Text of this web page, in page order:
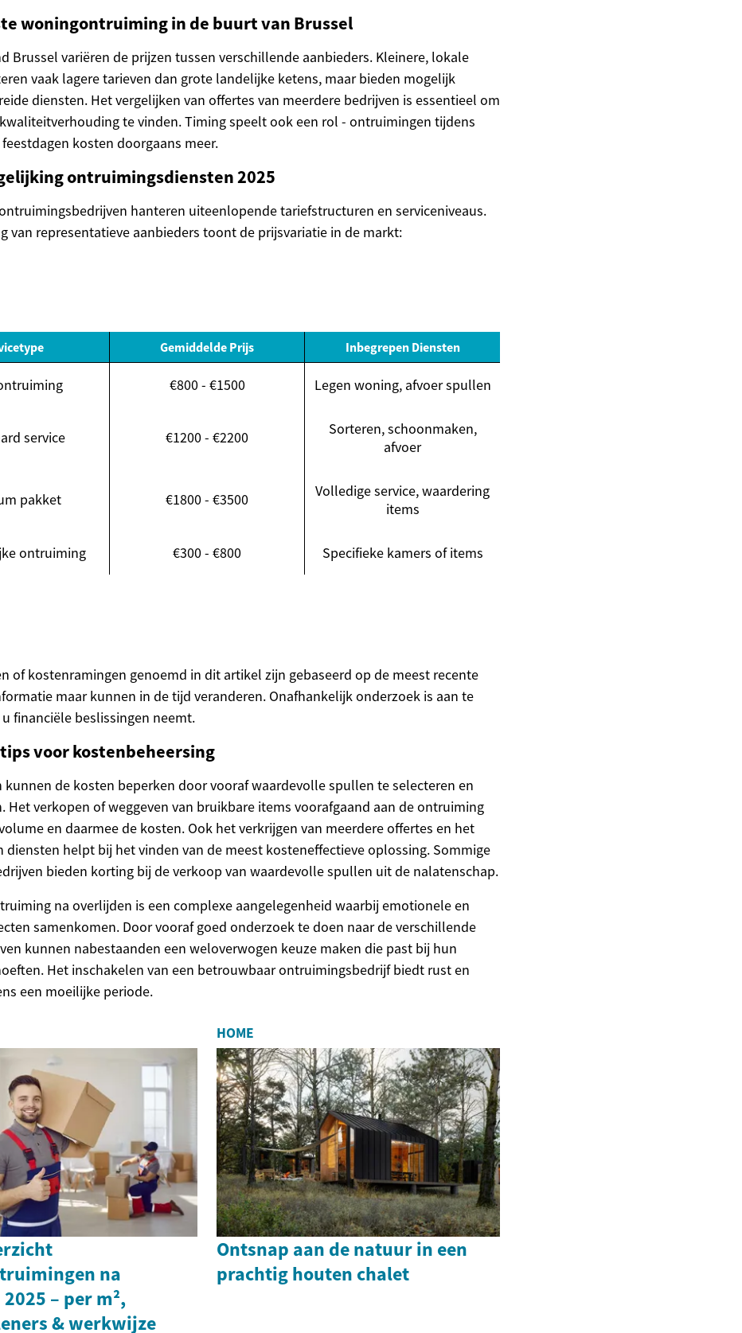
woningontruiming in de buurt van Brussel
Brussel variëren de prijzen tussen verschillende aanbieders. Kleinere, lokale
vaak lagere tarieven dan grote landelijke ketens, maar bieden mogelijk
diensten. Het vergelijken van offertes van meerdere bedrijven is essentieel om
te vinden. Timing speelt ook een rol - ontruimingen tijdens
kosten doorgaans meer.
ontruimingsdiensten 2025
hanteren uiteenlopende tariefstructuren en serviceniveaus.
van representatieve aanbieders toont de prijsvariatie in de markt:
Gemiddelde Prijs Inbegrepen Diensten
€800 - €1500 Legen woning, afvoer spullen
service €1200 - €2200
Sorteren, schoonmaken,
afvoer
pakket €1800 - €3500
Volledige service, waardering
items
ontruiming €300 - €800 Specifieke kamers of items
of kostenramingen genoemd in dit artikel zijn gebaseerd op de meest recente
maar kunnen in de tijd veranderen. Onafhankelijk onderzoek is aan te
financiële beslissingen neemt.
voor kostenbeheersing
kunnen de kosten beperken door vooraf waardevolle spullen te selecteren en
Het verkopen of weggeven van bruikbare items voorafgaand aan de ontruiming
en daarmee de kosten. Ook het verkrijgen van meerdere offertes en het
diensten helpt bij het vinden van de meest kosteneffectieve oplossing. Sommige
bieden korting bij de verkoop van waardevolle spullen uit de nalatenschap.
na overlijden is een complexe aangelegenheid waarbij emotionele en
samenkomen. Door vooraf goed onderzoek te doen naar de verschillende
kunnen nabestaanden een weloverwogen keuze maken die past bij hun
Het inschakelen van een betrouwbaar ontruimingsbedrijf biedt rust en
een moeilijke periode.
na
– per m²,
& werkwijze
HOME
Ontsnap aan de natuur in een
prachtig houten chalet